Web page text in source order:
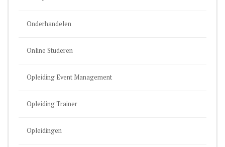
Onderhandelen
Online Studeren
Opleiding Event Management
Opleiding Trainer
Opleidingen